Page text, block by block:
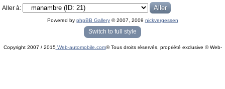
Aller à:
Powered by phpBB Gallery© 2007, 2009 nickvergessen
« phpBB Gallery » - Traduction française par
darky
Switch to full style
Copyright 2007 / 2015Web-automobile.com® Tous droits réservés, propriété exclusive © Web-